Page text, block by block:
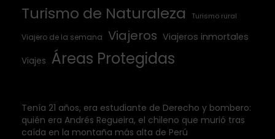
Turismo de Naturaleza Turismo rural
Viajero de la semana Viajeros Viajeros inmortales
Viajes Áreas Protegidas
Tenía 21 años, era estudiante de Derecho y bombero:
quién era Andrés Regueira, el chileno que murió tras
caída en la montaña más alta de Perú